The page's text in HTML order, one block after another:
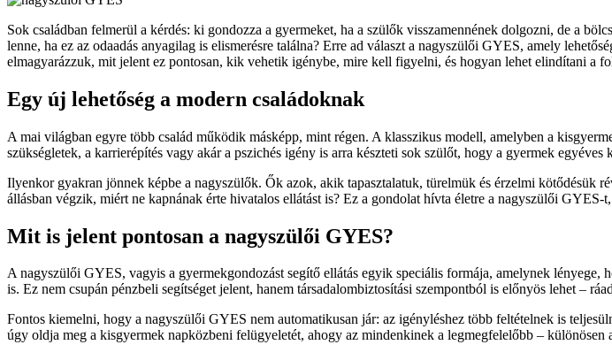
Sok családban felmerül a kérdés: ki gondozza a gyermeket, ha a szülők visszamennének dolgozni, de a
lenne, ha ez az odaadás anyagilag is elismerésre találna? Erre ad választ a nagyszülői GYES, amely
elmagyarázzuk, mit jelent ez pontosan, kik vehetik igénybe, mire kell figyelni, és hogyan lehet elindítani a
Egy új lehetőség a modern családoknak
A mai világban egyre több család működik másképp, mint régen. A klasszikus modell, amelyben a
szükségletek, a karrierépítés vagy akár a pszichés igény is arra készteti sok szülőt, hogy a gyermek egyéves
Ilyenkor gyakran jönnek képbe a nagyszülők. Ők azok, akik tapasztalatuk, türelmük és érzelmi kötődésük
állásban végzik, miért ne kapnának érte hivatalos ellátást is? Ez a gondolat hívta életre a nagyszülői
Mit is jelent pontosan a nagyszülői GYES?
A nagyszülői GYES, vagyis a gyermekgondozást segítő ellátás egyik speciális formája, amelynek lényege,
is. Ez nem csupán pénzbeli segítséget jelent, hanem társadalombiztosítási szempontból is előnyös lehet –
Fontos kiemelni, hogy a nagyszülői GYES nem automatikusan jár: az igényléshez több feltételnek is
úgy oldja meg a kisgyermek napközbeni felügyeletét, ahogy az mindenkinek a legmegfelelőbb – különösen